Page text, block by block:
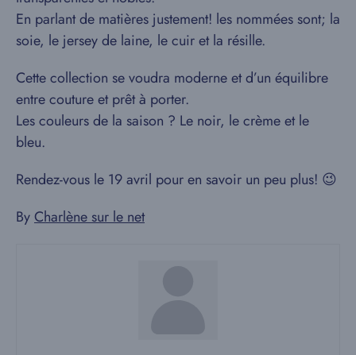
En parlant de matières justement! les nommées sont; la
soie, le jersey de laine, le cuir et la résille.
Cette collection se voudra moderne et d’un équilibre
entre couture et prêt à porter.
Les couleurs de la saison ? Le noir, le crème et le
bleu.
Rendez-vous le 19 avril pour en savoir un peu plus! 😉
ByCharlène sur le net